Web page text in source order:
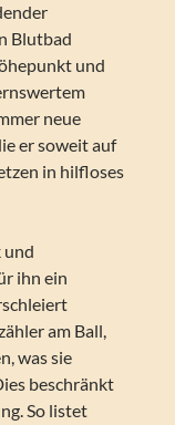
Blutbad
und
neue
er soweit auf
in hilfloses
und
ihn ein
am Ball,
was sie
beschränkt
So listet